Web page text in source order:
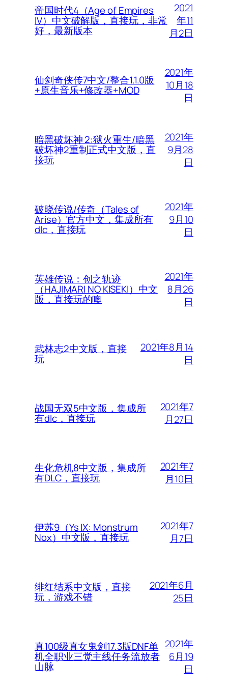
帝国时代4（Age of Empires
IV）中文破解版，直接玩，非常
好，最新版本
2021
年11
月2日
仙剑奇侠传7中文/整合1.1.0版
+原生音乐+修改器+MOD
2021年
10月18
日
暗黑破坏神 2:狱火重生/暗黑
破坏神2重制正式中文版，直
接玩
2021年
9月28
日
破晓传说/传奇（Tales of
Arise）官方中文，集成所有
dlc，直接玩
2021年
9月10
日
英雄传说：创之轨迹
（HAJIMARI NO KISEKI）中文
版，直接玩的噢
2021年
8月26
日
武林志2中文版，直接
玩
2021年8月14
日
战国无双5中文版，集成所
有dlc，直接玩
2021年7
月27日
生化危机8中文版，集成所
有DLC，直接玩
2021年7
月10日
伊苏9（Ys IX: Monstrum
Nox）中文版，直接玩
2021年7
月7日
绯红结系中文版，直接
玩，游戏不错
2021年6月
25日
真100级真女鬼剑17.3版DNF单
机全职业三觉主线任务流放者
山脉
2021年
6月19
日